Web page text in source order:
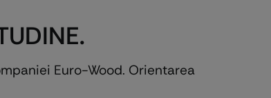
Euro-Wood. Orientarea